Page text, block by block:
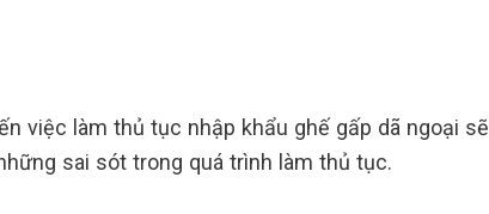
việc làm thủ tục nhập khẩu ghế gấp dã ngoại sẽ
sai sót trong quá trình làm thủ tục.